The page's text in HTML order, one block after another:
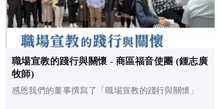
職場宣教的踐行與關懷 - 商區福音使團 (鍾志廣
牧師)
感恩我們的董事撰寫了「職場宣教的踐行與關懷」